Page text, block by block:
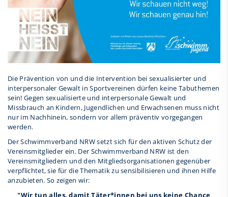
Die Prävention von und die Intervention bei sexualisierter und
interpersonaler Gewalt in Sportvereinen dürfen keine Tabuthemen
sein! Gegen sexualisierte und interpersonale Gewalt und
Missbrauch an Kindern, Jugendlichen und Erwachsenen muss nicht
nur im Nachhinein, sondern vor allem präventiv vorgegangen
werden.
Der Schwimmverband NRW setzt sich für den aktiven Schutz der
Vereinsmitglieder ein. Der Schwimmverband NRW ist den
Vereinsmitgliedern und den Mitgliedsorganisationen gegenüber
verpflichtet, sie für die Thematik zu sensibilisieren und ihnen Hilfe
anzubieten. So zeigen wir:
"Wir tun alles, damit Täter*innen bei uns keine Chance